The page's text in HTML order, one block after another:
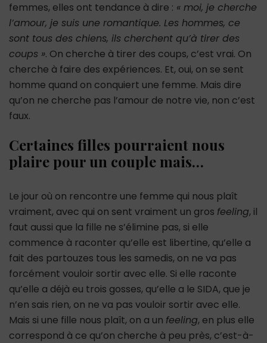
femmes, elles ont tendance à dire : « moi, je cherche
l’amour, je suis une romantique. Les hommes, ce
sont tous des chiens, ils cherchent qu’à tirer des
coups ». On cherche à tirer des coups, c’est vrai. On
cherche à faire des expériences. Et, oui, on se sent
homme quand on conquiert une femme. Mais dire
qu’on ne cherche pas l’amour de notre vie, non c’est
faux.
Certaines filles pourraient nous
plaire pour un couple mais…
Le jour où on rencontre une femme qui nous plaît
vraiment, avec qui on sent vraiment un gros feeling, il
faut aussi que la fille ne s’élimine pas, si elle
commence à raconter qu’elle est libertine, qu’elle a
fait des partouzes tous les samedis, on ne va pas
forcément vouloir sortir avec elle. Si elle raconte
qu’elle a déjà eu trois gosses, qu’elle a le SIDA, que je
n’en sais rien, on ne va pas vouloir sortir avec elle.
Mais si une fille nous plaît, on a un feeling, en plus elle
correspond à ce qu’on cherche à peu près, c’est-à-